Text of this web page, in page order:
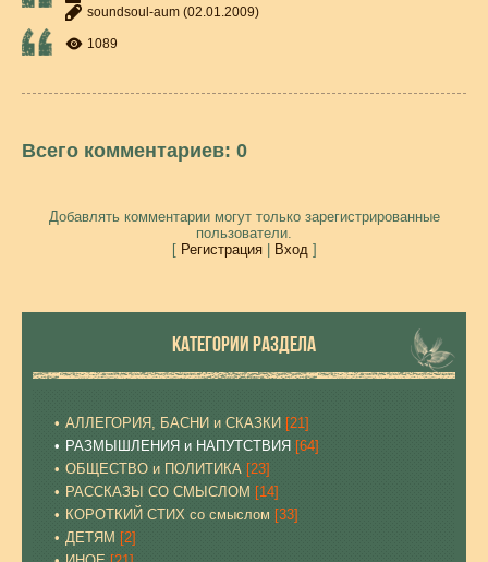
soundsoul-aum (02.01.2009)
1089
Всего комментариев: 0
Добавлять комментарии могут только зарегистрированные
пользователи.
[ Регистрация| Вход]
КАТЕГОРИИ РАЗДЕЛА
АЛЛЕГОРИЯ, БАСНИ и СКАЗКИ [21]
РАЗМЫШЛЕНИЯ и НАПУТСТВИЯ [64]
ОБЩЕСТВО и ПОЛИТИКА [23]
РАССКАЗЫ СО СМЫСЛОМ [14]
КОРОТКИЙ СТИХ со смыслом [33]
ДЕТЯМ [2]